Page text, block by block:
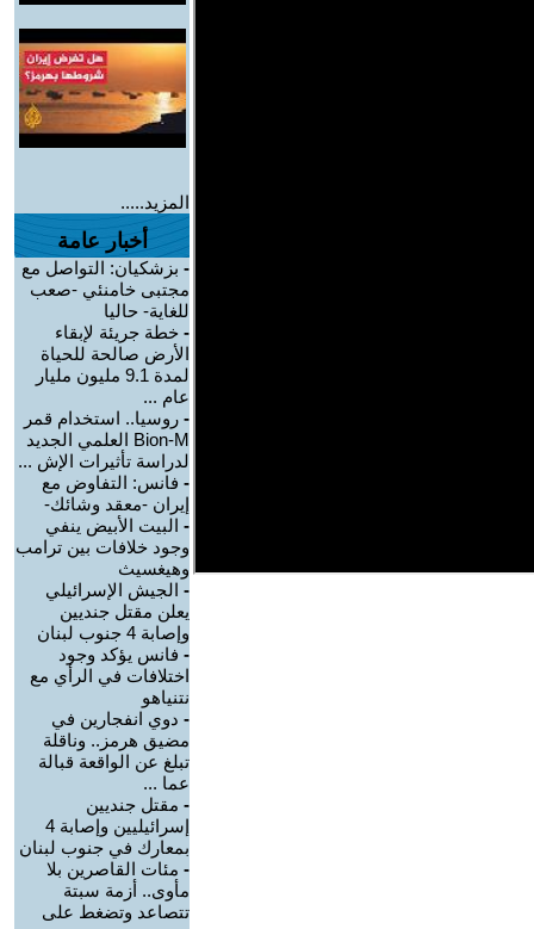
المزيد.....
أخبار عامة
- بزشكيان: التواصل مع
مجتبى خامنئي -صعب
للغاية- حاليا
- خطة جريئة لإبقاء
الأرض صالحة للحياة
لمدة 9.1 مليون مليار
عام ...
- روسيا.. استخدام قمر
Bion-M العلمي الجديد
لدراسة تأثيرات الإش ...
- فانس: التفاوض مع
إيران -معقد وشائك-
- البيت الأبيض ينفي
وجود خلافات بين ترامب
وهيغسيث
- الجيش الإسرائيلي
يعلن مقتل جنديين
وإصابة 4 جنوب لبنان
- فانس يؤكد وجود
اختلافات في الرأي مع
نتنياهو
- دوي انفجارين في
مضيق هرمز.. وناقلة
تبلغ عن الواقعة قبالة
عما ...
- مقتل جنديين
إسرائيليين وإصابة 4
بمعارك في جنوب لبنان
- مئات القاصرين بلا
مأوى.. أزمة سبتة
تتصاعد وتضغط على